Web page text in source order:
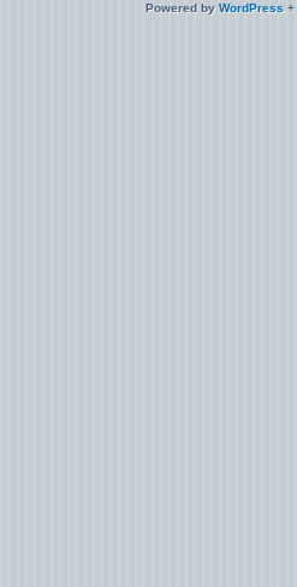
Powered by WordPress +